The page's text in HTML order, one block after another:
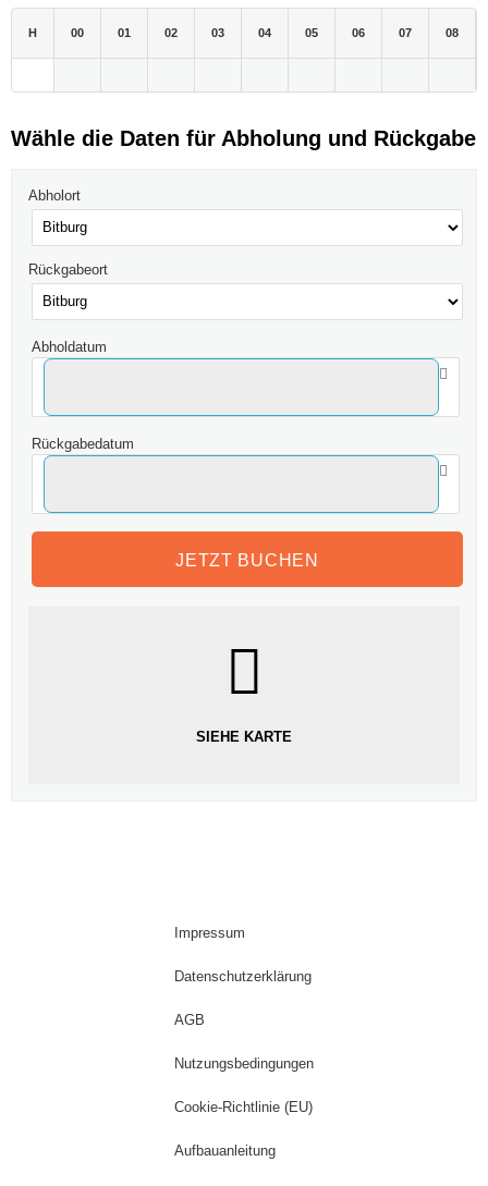
H 00 01 02 03 04 05 06 07 08
Wähle die Daten für Abholung und Rückgabe
Abholort
Rückgabeort
Abholdatum
Rückgabedatum
SIEHE KARTE
Impressum
Datenschutzerklärung
AGB
Nutzungsbedingungen
Cookie-Richtlinie (EU)
Aufbauanleitung